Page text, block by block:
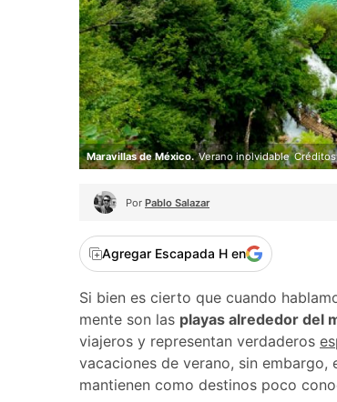
Maravillas de México. Verano inolvidable
Por Pablo Salazar
Agregar Escapada H en
Si bien es cierto que cuando
mente son las playas alrededor del
viajeros y representan verdaderos
vacaciones de verano, sin embargo,
mantienen como destinos poco